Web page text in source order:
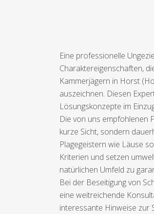
Eine professionelle
Charaktereigenschaften,
Kammerjägern in Horst
auszeichnen. Diesen
Lösungskonzepte im
Die von uns empfohlenen
kurze Sicht, sondern
Plagegeistern wie Läuse
Kriterien und setzen
natürlichen Umfeld zu
Bei der Beseitigung von
eine weitreichende
interessante Hinweise zur